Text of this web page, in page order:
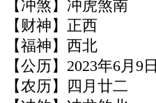
【冲煞】冲虎煞南
【财神】正西
【福神】西北
【公历】2023年6月9日
【农历】四月廿二